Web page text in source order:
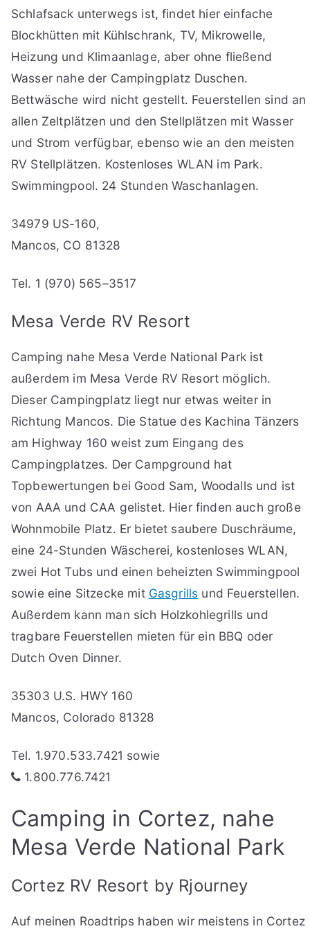
Schlafsack unterwegs ist, findet hier einfache
Blockhütten mit Kühlschrank, TV, Mikrowelle,
Heizung und Klimaanlage, aber ohne fließend
Wasser nahe der Campingplatz Duschen.
Bettwäsche wird nicht gestellt. Feuerstellen sind an
allen Zeltplätzen und den Stellplätzen mit Wasser
und Strom verfügbar, ebenso wie an den meisten
RV Stellplätzen. Kostenloses WLAN im Park.
Swimmingpool. 24 Stunden Waschanlagen.
34979 US-160,
Mancos, CO 81328
Tel. 1 (970) 565–3517
Mesa Verde RV Resort
Camping nahe Mesa Verde National Park ist
außerdem im Mesa Verde RV Resort möglich.
Dieser Campingplatz liegt nur etwas weiter in
Richtung Mancos. Die Statue des Kachina Tänzers
am Highway 160 weist zum Eingang des
Campingplatzes. Der Campground hat
Topbewertungen bei Good Sam, Woodalls und ist
von AAA und CAA gelistet. Hier finden auch große
Wohnmobile Platz. Er bietet saubere Duschräume,
eine 24-Stunden Wäscherei, kostenloses WLAN,
zwei Hot Tubs und einen beheizten Swimmingpool
sowie eine Sitzecke mit Gasgrills und Feuerstellen.
Außerdem kann man sich Holzkohlegrills und
tragbare Feuerstellen mieten für ein BBQ oder
Dutch Oven Dinner.
35303 U.S. HWY 160
Mancos, Colorado 81328
Tel. 1.970.533.7421 sowie
1.800.776.7421
Camping in Cortez, nahe
Mesa Verde National Park
Cortez RV Resort by Rjourney
Auf meinen Roadtrips haben wir meistens in Cortez